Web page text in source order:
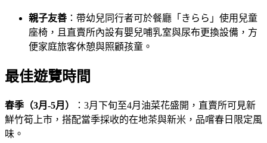
親子友善 ：帶幼兒同行者可於餐廳「きらら」使用兒童
座椅，且直賣所內設有嬰兒哺乳室與尿布更換設備，方
便家庭旅客休憩與照顧孩童。
最佳遊覽時間
春季（3月-5月）
：3月下旬至4月油菜花盛開，直賣所可見新
鮮竹筍上市，搭配當季採收的在地茶與新米，品嚐春日限定風
味。